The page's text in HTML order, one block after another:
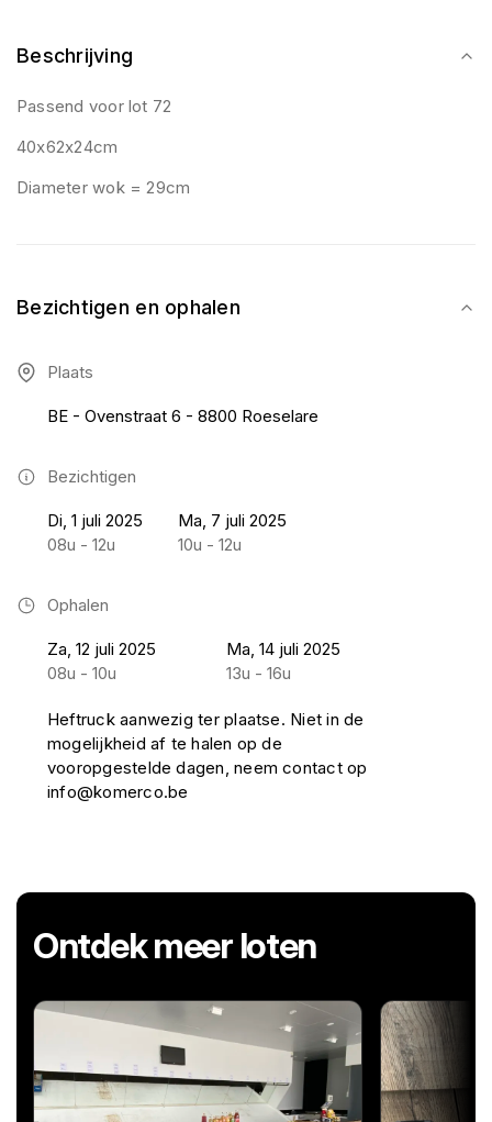
Beschrijving
Passend voor lot 72
40x62x24cm
Diameter wok = 29cm
Bezichtigen en ophalen
Plaats
BE - Ovenstraat 6 - 8800 Roeselare
Bezichtigen
Di, 1 juli 2025
08u - 12u
Ma, 7 juli 2025
10u - 12u
Ophalen
Za, 12 juli 2025
08u - 10u
Ma, 14 juli 2025
13u - 16u
Heftruck aanwezig ter plaatse. Niet in de
mogelijkheid af te halen op de
vooropgestelde dagen, neem contact op
info@komerco.be
Ontdek meer loten